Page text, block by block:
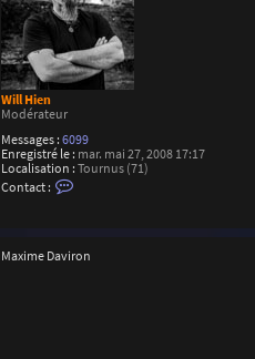
Will Hien
Modérateur
Messages : 6099
Enregistré le : mar. mai 27, 2008 17:17
Localisation : Tournus (71)
Contact :
c
Maxime Daviron